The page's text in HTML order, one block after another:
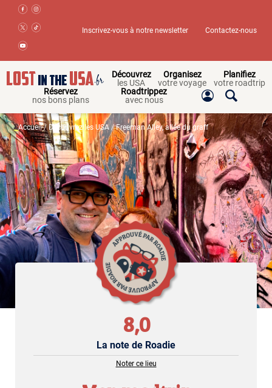
Inscrivez-vous à notre newsletter Contactez-nous
Découvrez
les USA
Organisez
votre voyage
Planifiez
votre roadtrip
Réservez
nos bons plans
Roadtrippez
avec nous
Accueil/ Découvrez les USA/ Freeman Alley, allée du graff
8,0
La note de Roadie
Noter ce lieu